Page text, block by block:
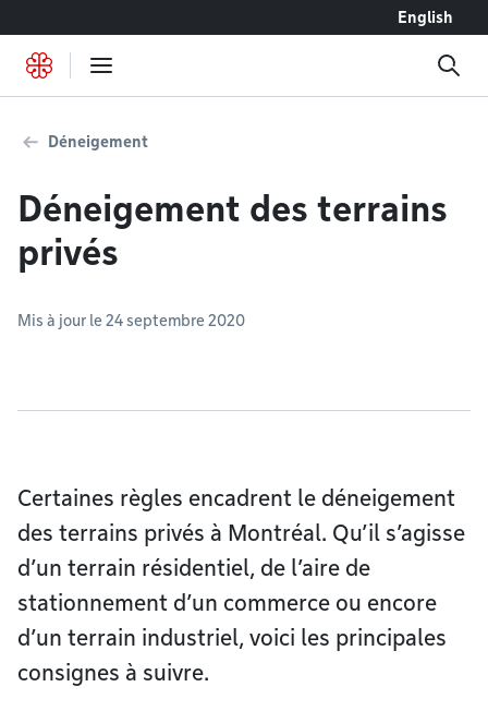
English
Déneigement
Déneigement des terrains
privés
Mis à jour le 24 septembre 2020
Certaines règles encadrent le déneigement
des terrains privés à Montréal. Qu’il s’agisse
d’un terrain résidentiel, de l’aire de
stationnement d’un commerce ou encore
d’un terrain industriel, voici les principales
consignes à suivre.